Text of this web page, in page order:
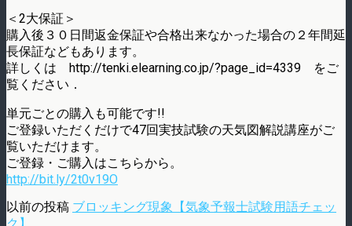
＜2大保証＞
購入後３０日間返金保証や合格出来なかった場合の２年間延
長保証などもあります。
詳しくは http://tenki.elearning.co.jp/?page_id=4339 をご
覧ください．
単元ごとの購入も可能です!!
ご登録いただくだけで47回実技試験の天気図解説講座がご
覧いただけます。
ご登録・ご購入はこちらから。
http://bit.ly/2t0v19O
以前の投稿 ブロッキング現象【気象予報士試験用語チェッ
ク】